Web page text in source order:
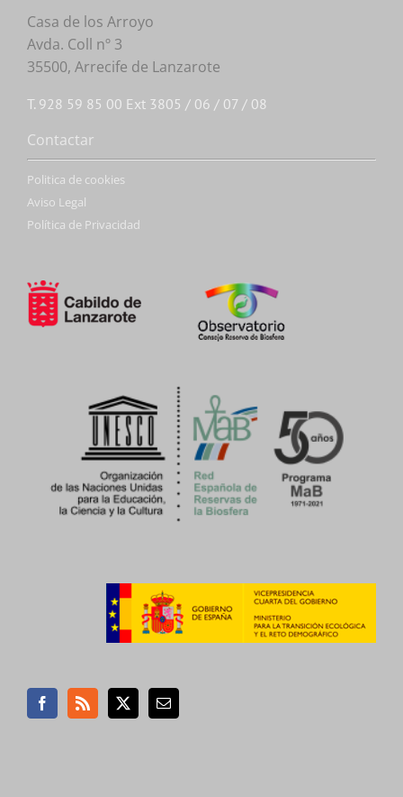
Casa de los Arroyo
Avda. Coll nº 3
35500, Arrecife de Lanzarote
T. 928 59 85 00 Ext 3805 / 06 / 07 / 08
Contactar
Politica de cookies
Aviso Legal
Política de Privacidad